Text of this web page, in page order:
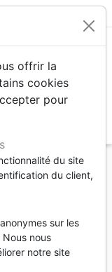
offrir la
cookies
pour
du site
du client,
sur les
nous
notre site